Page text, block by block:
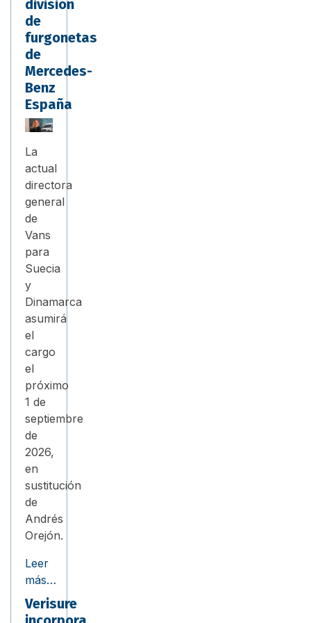
división
de
furgonetas
de
Mercedes-
Benz
España
La
actual
directora
general
de
Vans
para
Suecia
y
Dinamarca
asumirá
el
cargo
el
próximo
1 de
septiembre
de
2026,
en
sustitución
de
Andrés
Orejón.
Leer
más…
Verisure